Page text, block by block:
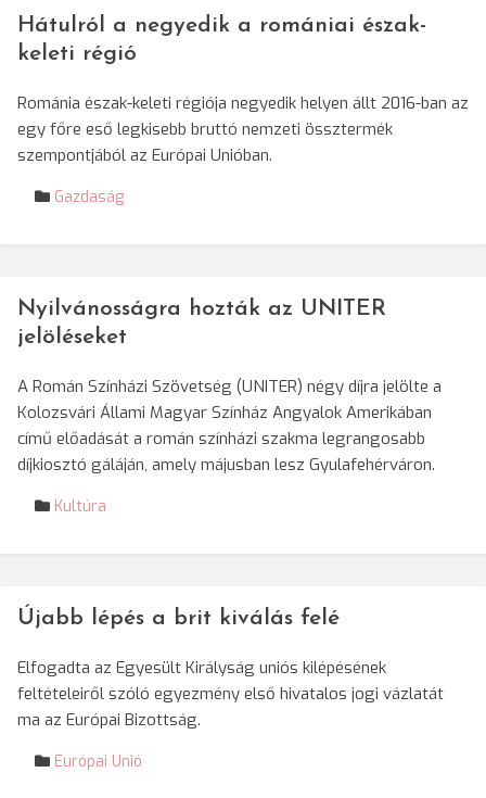
Hátulról a negyedik a romániai észak-
keleti régió
Románia észak-keleti régiója negyedik helyen állt 2016-ban az
egy főre eső legkisebb bruttó nemzeti össztermék
szempontjából az Európai Unióban.
Gazdaság
Nyilvánosságra hozták az UNITER
jelöléseket
A Román Színházi Szövetség (UNITER) négy díjra jelölte a
Kolozsvári Állami Magyar Színház Angyalok Amerikában
című előadását a román színházi szakma legrangosabb
díjkiosztó gáláján, amely májusban lesz Gyulafehérváron.
Kultúra
Újabb lépés a brit kiválás felé
Elfogadta az Egyesült Királyság uniós kilépésének
feltételeiről szóló egyezmény első hivatalos jogi vázlatát
ma az Európai Bizottság.
Európai Unió